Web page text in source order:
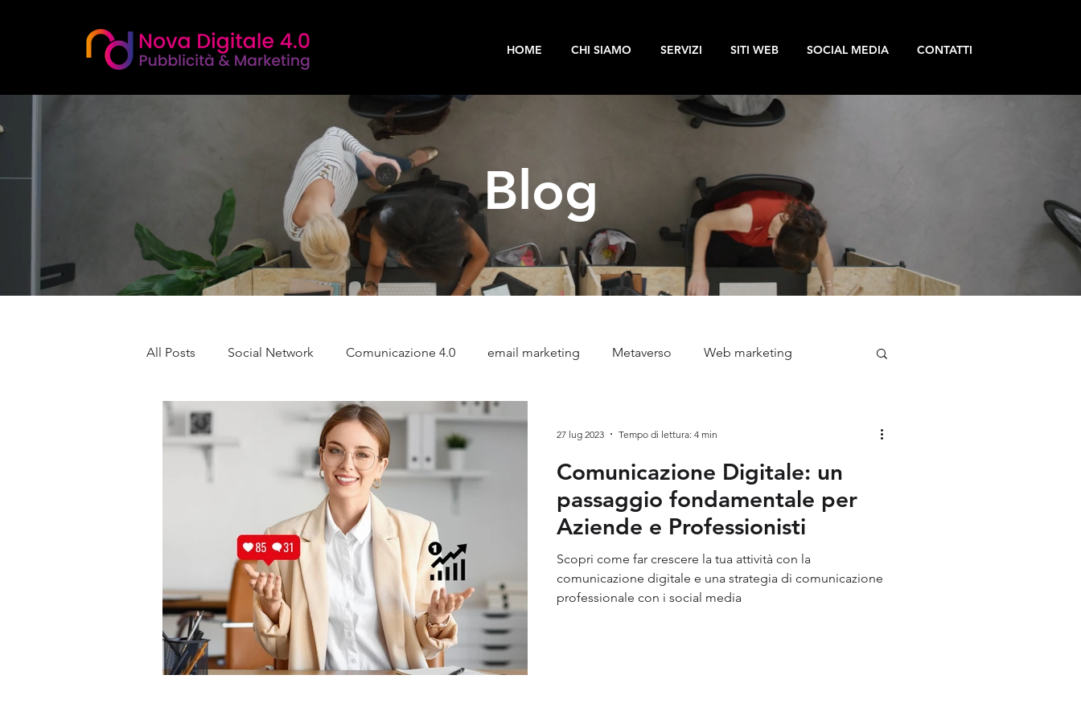
HOME CHI SIAMO SERVIZI SITI WEB SOCIAL MEDIA CONTATTI
Blog
All Posts Social Network Comunicazione 4.0 email marketing Metaverso Web marketing
Marketing emozionale Marketing Visual Marketing
Comunicazione Digitale: un
passaggio fondamentale per
Aziende e Professionisti
Scopri come far crescere la tua attività con la
comunicazione digitale e una strategia di comunicazione
professionale con i social media
27 lug 2023 Tempo di lettura: 4 min